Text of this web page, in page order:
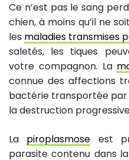
Ce n’est pas le sang
chien, à moins qu’il ne
les maladies transmises
saletés, les tiques
votre compagnon. La
connue des affections
bactérie transportée par
la destruction
La piroplasmose est
parasite contenu dans